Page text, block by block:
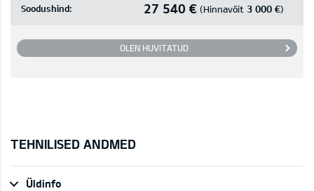
Soodushind: 27 540 € (Hinnavõit 3 000 €)
OLEN HUVITATUD
TEHNILISED ANDMED
Üldinfo